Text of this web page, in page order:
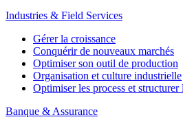
Industries & Field Services
Gérer la croissance
Conquérir de nouveaux marchés
Optimiser son outil de production
Organisation et culture industrielle
Optimiser les process et structurer
Banque & Assurance